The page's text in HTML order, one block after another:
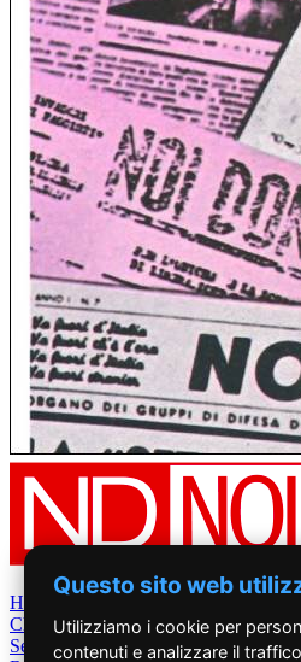
Home
Chi Siamo
Settimanale
Questo sito web
Utilizziamo i cookie per
contenuti e analizzare il